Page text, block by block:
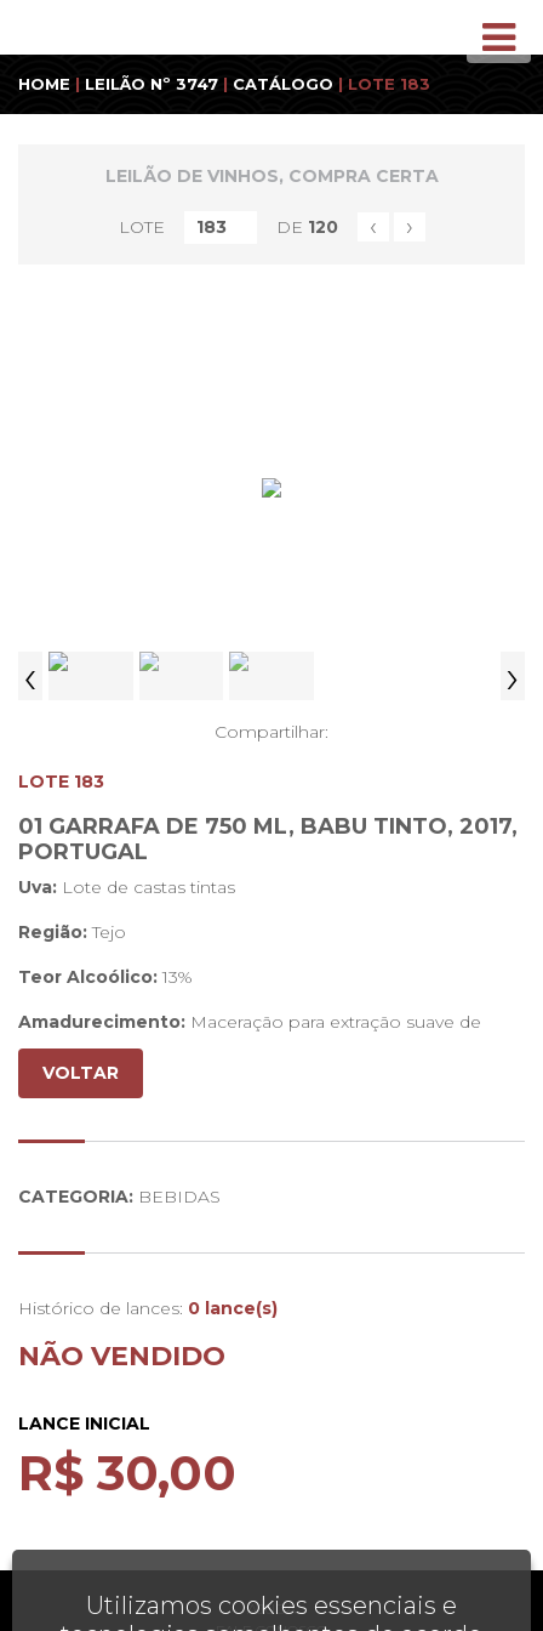
HOME | LEILÃO Nº 3747 | CATÁLOGO | LOTE 183
LEILÃO DE VINHOS, COMPRA CERTA
LOTE DE 120 ‹ ›
‹ ›
Compartilhar:
LOTE 183
01 GARRAFA DE 750 ML, BABU TINTO, 2017,
PORTUGAL
Uva: Lote de castas tintas
Região:Tejo
Teor Alcoólico:13%
Amadurecimento: Maceração para extração suave de
taninos
Boca:
Aveludado, frutado e taninos suave. Final bastante
frescura
VOLTAR
CATEGORIA: BEBIDAS
Histórico de lances: 0 lance(s)
NÃO VENDIDO
LANCE INICIAL
R$ 30,00
AJUDA
Utilizamos cookies essenciais e